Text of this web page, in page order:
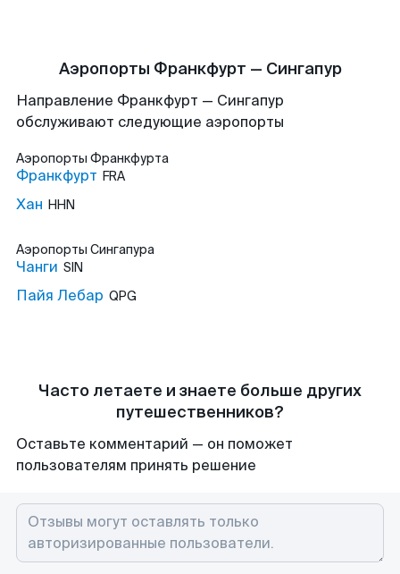
Аэропорты Франкфурт — Сингапур
Направление Франкфурт — Сингапур
обслуживают следующие аэропорты
Аэропорты Франкфурта
Франкфурт FRA
Хан HHN
Аэропорты Сингапура
Чанги SIN
Пайя Лебар QPG
Часто летаете и знаете больше других
путешественников?
Оставьте комментарий — он поможет
пользователям принять решение